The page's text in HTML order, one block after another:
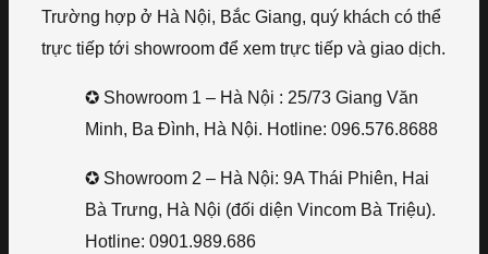
Trường hợp ở Hà Nội, Bắc Giang, quý khách có thể
trực tiếp tới showroom để xem trực tiếp và giao dịch.
✪ Showroom 1 – Hà Nội : 25/73 Giang Văn
Minh, Ba Đình, Hà Nội. Hotline: 096.576.8688
✪ Showroom 2 – Hà Nội: 9A Thái Phiên, Hai
Bà Trưng, Hà Nội (đối diện Vincom Bà Triệu).
Hotline: 0901.989.686